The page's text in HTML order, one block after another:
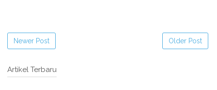
Newer Post Older Post
Artikel Terbaru